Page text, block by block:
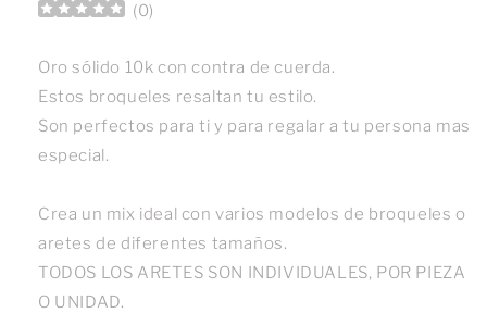
(0)
Oro sólido 10k con contra de cuerda.
Estos broqueles resaltan tu estilo.
Son perfectos para ti y para regalar a tu persona mas
especial.
Crea un mix ideal con varios modelos de broqueles o
aretes de diferentes tamaños.
TODOS LOS ARETES SON INDIVIDUALES, POR PIEZA
O UNIDAD.